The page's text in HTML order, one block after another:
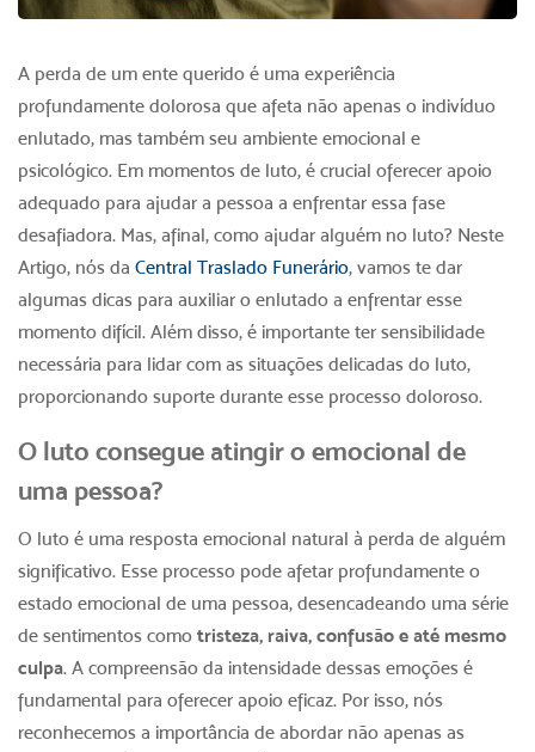
A perda de um ente querido é uma experiência
profundamente dolorosa que afeta não apenas o indivíduo
enlutado, mas também seu ambiente emocional e
psicológico. Em momentos de luto, é crucial oferecer apoio
adequado para ajudar a pessoa a enfrentar essa fase
desafiadora. Mas, afinal, como ajudar alguém no luto? Neste
Artigo, nós da Central Traslado Funerário, vamos te dar
algumas dicas para auxiliar o enlutado a enfrentar esse
momento difícil. Além disso, é importante ter sensibilidade
necessária para lidar com as situações delicadas do luto,
proporcionando suporte durante esse processo doloroso.
O luto consegue atingir o emocional de
uma pessoa?
O luto é uma resposta emocional natural à perda de alguém
significativo. Esse processo pode afetar profundamente o
estado emocional de uma pessoa, desencadeando uma série
de sentimentos como tristeza, raiva, confusão e até mesmo
culpa. A compreensão da intensidade dessas emoções é
fundamental para oferecer apoio eficaz. Por isso, nós
reconhecemos a importância de abordar não apenas as